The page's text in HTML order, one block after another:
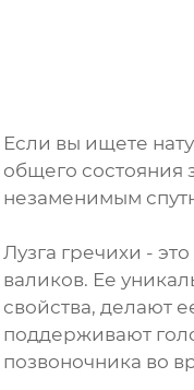
Если вы ищете
общего состояния
незаменимым
Лузга гречихи -
валиков. Ее
свойства, делают
поддерживают
позвоночника во